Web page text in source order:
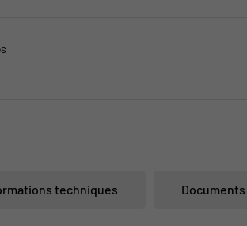
techniques Documents